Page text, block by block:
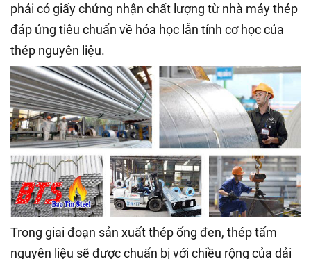
phải có giấy chứng nhận chất lượng từ nhà máy thép
đáp ứng tiêu chuẩn về hóa học lẫn tính cơ học của
thép nguyên liệu.
Trong giai đoạn sản xuất thép ống đen, thép tấm
nguyên liệu sẽ được chuẩn bị với chiều rộng của dải